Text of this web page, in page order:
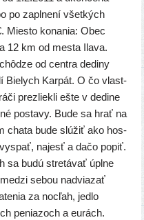
po zapl­ne­ní všet­kých
Miesto kona­nia: Obec
12 km od mes­ta Ilava.
od cen­tra dedi­ny
Bielych Karpát. O čo vlast­
pre­zliek­li ešte v dedi­ne
posta­vy. Bude sa hrať na
cha­ta bude slú­žiť ako hos­
najesť a dačo popiť.
sa budú stre­tá­vať úpl­ne
sebou nad­via­zať
za noc­ľah, jed­lo
penia­zoch a eurách.